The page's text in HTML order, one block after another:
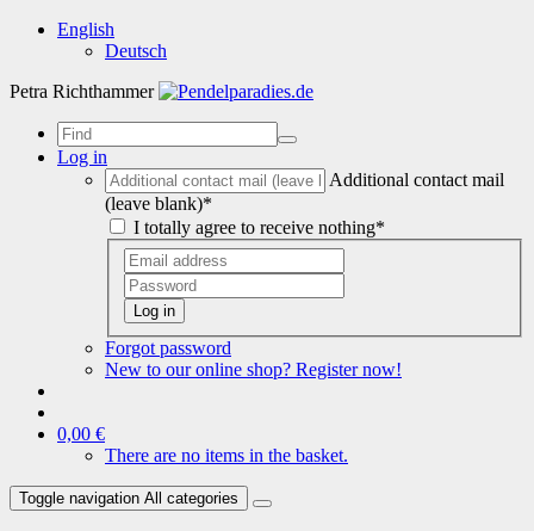
English
Deutsch
Petra Richthammer
Log in
Additional contact mail
(leave blank)*
I totally agree to receive nothing*
Log in
Forgot password
New to our online shop? Register now!
0,00 €
There are no items in the basket.
Toggle navigation All categories